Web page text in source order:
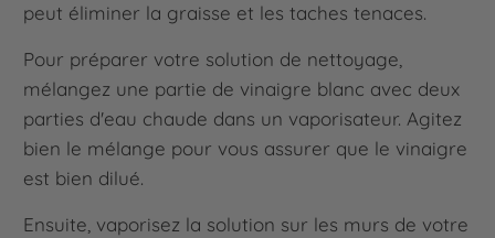
peut éliminer la graisse et les taches tenaces.
Pour préparer votre solution de nettoyage,
mélangez une partie de vinaigre blanc avec deux
parties d'eau chaude dans un vaporisateur. Agitez
bien le mélange pour vous assurer que le vinaigre
est bien dilué.
Ensuite, vaporisez la solution sur les murs de votre